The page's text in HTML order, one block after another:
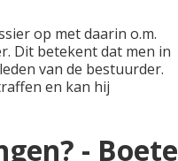
op met daarin o.m.
Dit betekent dat men in
van de bestuurder.
en kan hij
- Boete